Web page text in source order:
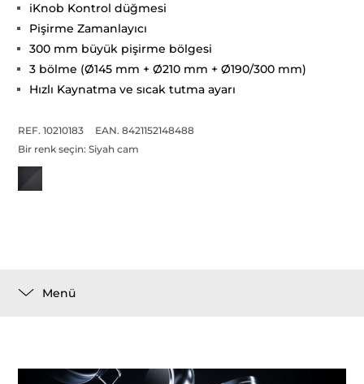
iKnob Kontrol düğmesi
Pişirme Zamanlayıcı
300 mm büyük pişirme bölgesi
3 bölme (Ø145 mm + Ø210 mm + Ø190/300 mm)
Hızlı Kaynatma ve sıcak tutma ayarı
REF. 10210183
EAN. 8421152148488
Bir renk seçin:Siyah cam
Menü